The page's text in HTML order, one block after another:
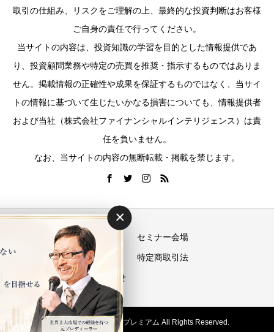
取引の仕組み、リスクをご理解の上、最終的な投資判断はお客様
ご自身の責任で行ってください。
当サイトの内容は、投資知識の学習を目的とした情報提供であ
り、投資顧問業務や特定の売買を推奨・指示するものではありま
せん。掲載情報の正確性や成果を保証するものではなく、当サイ
トの情報に基づいて生じたいかなる損害についても、情報提供者
および当社（株式会社ファイナンシャルインテリジェンス）は責
任を負いません。
なお、当サイトの内容の無断転載・掲載を禁じます。
セミナー会場
プライバシーポリシー 特定商取引法
お問い合わせ
Copyright © 投資の学校プレミアム All Rights Reserved.
×